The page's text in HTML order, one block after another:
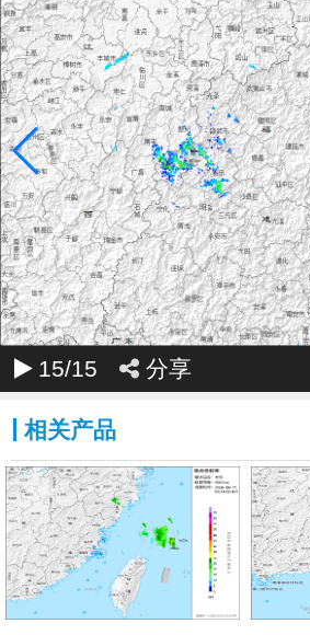
广西 海南 重庆 四川
陕西 甘肃 青海 宁夏
15/15 分享
相关产品